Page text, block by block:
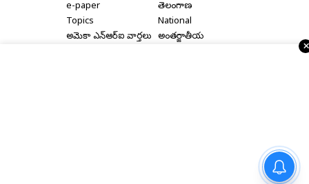
e-paper
Topics
అమెరికా ఎన్‌ఆర్‌ఐ వార్తలు
తెలంగాణ
National
అంతర్జాతీయ
Privacy Policy|